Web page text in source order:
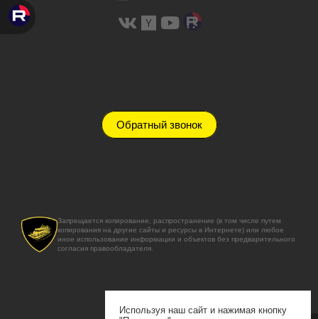
Обратный звонок
Запрещается копирование, распространение (в том числе путем
копирования на другие сайты и ресурсы в Интернете) или любое
иное использование информации и объектов без предварительного
согласия правообладателя.
Используя наш сайт и нажимая кнопку